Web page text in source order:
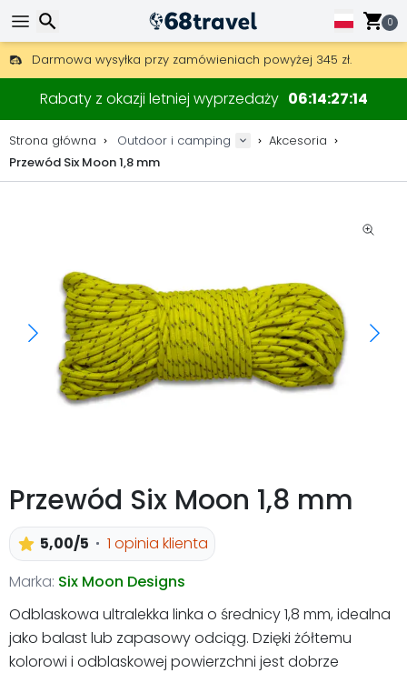
0
Darmowa wysyłka przy zamówieniach powyżej 345 zł.
30 dni na zwrot, 90 dni na drewniane mapy i dekoracje.
Najlepsze ceny na sprzęt outdoorowy i akcesoria.
Rabaty z okazji letniej wyprzedaży 06 14 27 13
Strona główna Outdoor i camping
Akcesoria
Przewód Six Moon 1,8 mm
Przewód Six Moon 1,8 mm
5,00/5
1 opinia klienta
Marka: Six Moon Designs
Odblaskowa ultralekka linka o średnicy 1,8 mm, idealna
jako balast lub zapasowy odciąg. Dzięki żółtemu
kolorowi i odblaskowej powierzchni jest dobrze
Wyszukaj